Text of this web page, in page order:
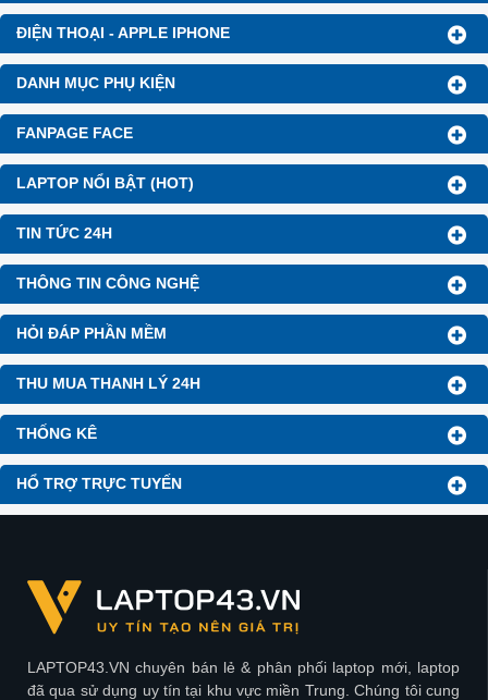
ĐIỆN THOẠI - APPLE IPHONE
DANH MỤC PHỤ KIỆN
FANPAGE FACE
LAPTOP NỔI BẬT (HOT)
TIN TỨC 24H
THÔNG TIN CÔNG NGHỆ
HỎI ĐÁP PHẦN MỀM
THU MUA THANH LÝ 24H
THỐNG KÊ
HỔ TRỢ TRỰC TUYẾN
LAPTOP43.VN chuyên bán lẻ & phân phối laptop mới, laptop
đã qua sử dụng uy tín tại khu vực miền Trung. Chúng tôi cung